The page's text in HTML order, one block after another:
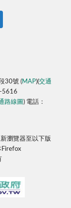
30號 (MAP)(交通
5616
路線圖) 電話：
瀏覽器至以下版
Firefox